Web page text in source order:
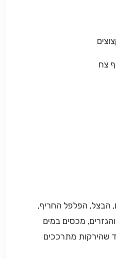
הבצל, הפלפל החריף,
מכסים במים
6 דקות (עד שהירקות מתרככים